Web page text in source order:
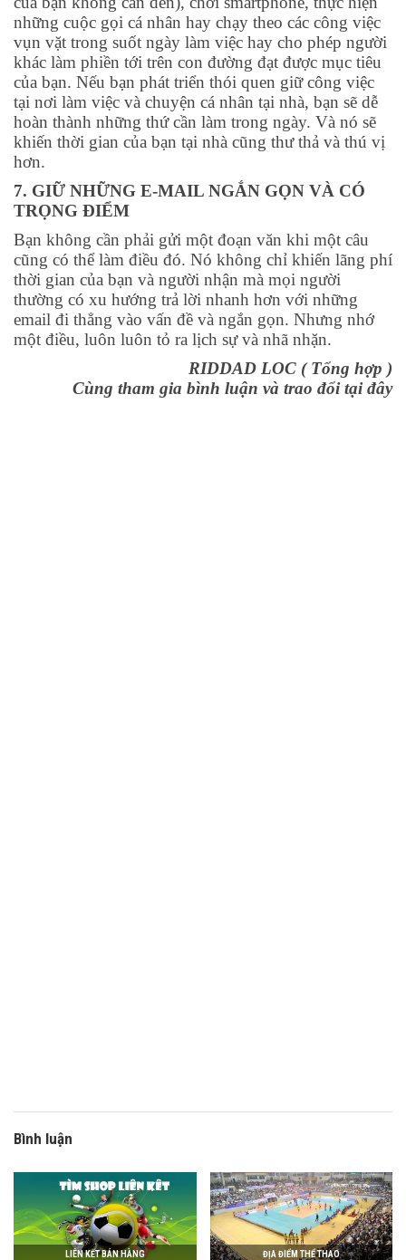
những cuộc gọi cá nhân hay chạy theo các công việc
vụn vặt trong suốt ngày làm việc hay cho phép người
khác làm phiền tới trên con đường đạt được mục tiêu
của bạn. Nếu bạn phát triển thói quen giữ công việc
tại nơi làm việc và chuyện cá nhân tại nhà, bạn sẽ dễ
hoàn thành những thứ cần làm trong ngày. Và nó sẽ
khiến thời gian của bạn tại nhà cũng thư thả và thú vị
hơn.
7. GIỮ NHỮNG E-MAIL NGẮN GỌN VÀ CÓ
TRỌNG ĐIỂM
Bạn không cần phải gửi một đoạn văn khi một câu
cũng có thể làm điều đó. Nó không chỉ khiến lãng phí
thời gian của bạn và người nhận mà mọi người
thường có xu hướng trả lời nhanh hơn với những
email đi thẳng vào vấn đề và ngắn gọn. Nhưng nhớ
một điều, luôn luôn tỏ ra lịch sự và nhã nhặn.
RIDDAD LOC ( Tổng hợp )
Cùng tham gia bình luận và trao đổi tại đây
Bình luận
LIÊN KẾT BÁN HÀNG ĐỊA ĐIỂM THỂ THAO